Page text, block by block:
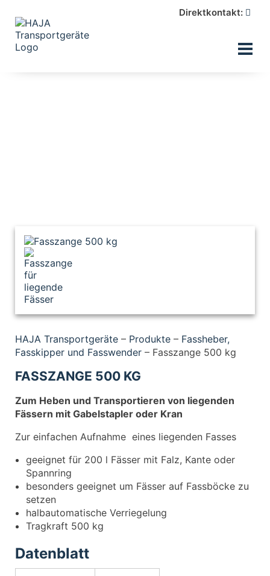
Direktkontakt:
HAJA Transportgeräte – Produkte – Fassheber,
Fasskipper und Fasswender – Fasszange 500 kg
FASSZANGE 500 KG
Zum Heben und Transportieren von liegenden
Fässern mit Gabelstapler oder Kran
Zur einfachen Aufnahme eines liegenden Fasses
geeignet für 200 l Fässer mit Falz, Kante oder
Spannring
besonders geeignet um Fässer auf Fassböcke zu
setzen
halbautomatische Verriegelung
Tragkraft 500 kg
Datenblatt